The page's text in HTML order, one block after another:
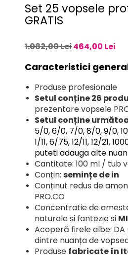
Set 25 vopsele
GRATIS
1.082,00 Lei464,00 Lei
Caracteristici
Produse profesionale
Setul conține 26
prezentare vopsele
Setul conține
5/0, 6/0, 7/0, 8/0, 9/0,
1/11, 6/75, 12/11, 12/21,
puteti adauga alte
Cantitate: 100 ml / tub
Conțin: semințe de in
Conținut redus de
PRO.CO
Concentratie de
naturale și fantezie si
Acoperă firele albe:
dintre nuanța de
Produse fabricate în